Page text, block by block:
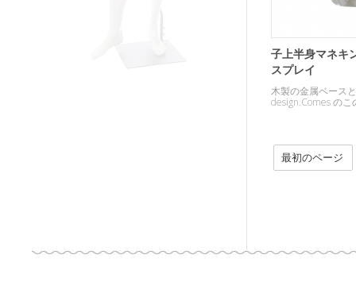
子上半身マネキ
スプレイ
木製の金属ベース
design.Comes の
最初のページ